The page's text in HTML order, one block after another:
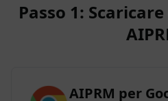
Passo 1:
AIPRM per